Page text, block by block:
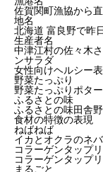
佐賀関町漁協から
地名
北海道 富良野で昨
生産者名
中津江村の佐々木
ンサラダ
女性向けヘルシー
野菜たっぷり
野菜たっぷりポタ
ふるさとの味
ふるさとの味田舎
食材の特徴の表現
ねばねば
イカとオクラのネ
コラーゲンタップリ
コラーゲンタップ
まるごと